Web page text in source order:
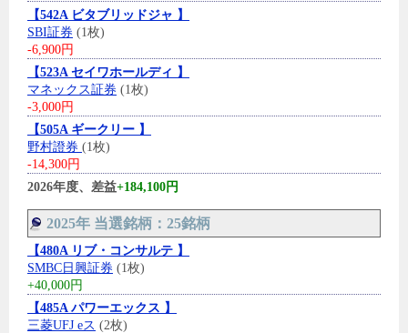
【542A ビタブリッドジャ 】
SBI証券 (1枚)
-6,900円
【523A セイワホールディ 】
マネックス証券 (1枚)
-3,000円
【505A ギークリー 】
野村證券 (1枚)
-14,300円
2026年度、差益+184,100円
2025年 当選銘柄：25銘柄
【480A リブ・コンサルテ 】
SMBC日興証券 (1枚)
+40,000円
【485A パワーエックス 】
三菱UFJ eス (2枚)